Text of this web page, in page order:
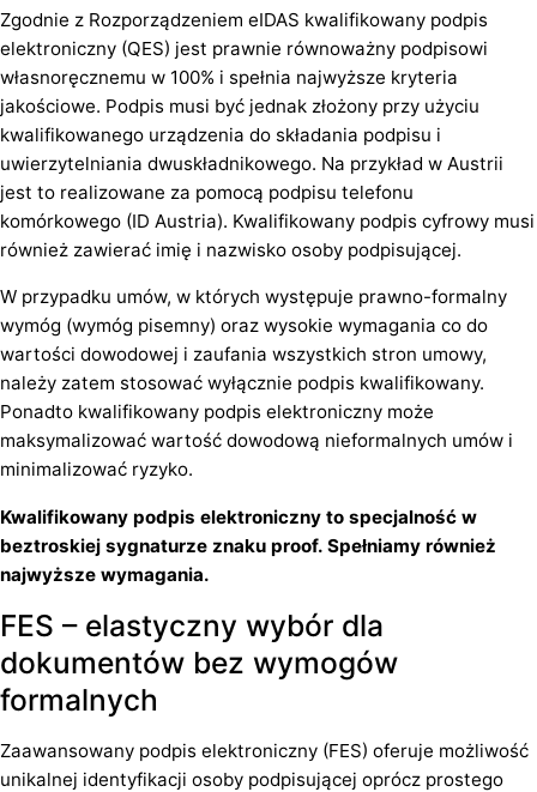
Zgodnie z Rozporządzeniem eIDAS kwalifikowany podpis
elektroniczny (QES) jest prawnie równoważny podpisowi
własnoręcznemu w 100% i spełnia najwyższe kryteria
jakościowe. Podpis musi być jednak złożony przy użyciu
kwalifikowanego urządzenia do składania podpisu i
uwierzytelniania dwuskładnikowego. Na przykład w Austrii
jest to realizowane za pomocą podpisu telefonu
komórkowego (ID Austria). Kwalifikowany podpis cyfrowy musi
również zawierać imię i nazwisko osoby podpisującej.
W przypadku umów, w których występuje prawno-formalny
wymóg (wymóg pisemny) oraz wysokie wymagania co do
wartości dowodowej i zaufania wszystkich stron umowy,
należy zatem stosować wyłącznie podpis kwalifikowany.
Ponadto kwalifikowany podpis elektroniczny może
maksymalizować wartość dowodową nieformalnych umów i
minimalizować ryzyko.
Kwalifikowany podpis elektroniczny to specjalność w
beztroskiej sygnaturze znaku proof. Spełniamy również
najwyższe wymagania.
FES – elastyczny wybór dla
dokumentów bez wymogów
formalnych
Zaawansowany podpis elektroniczny (FES) oferuje możliwość
unikalnej identyfikacji osoby podpisującej oprócz prostego